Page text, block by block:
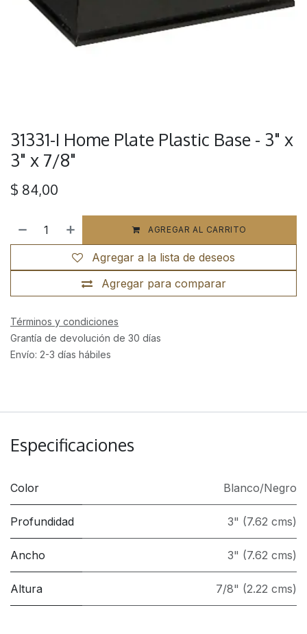
31331-I Home Plate Plastic Base - 3" x
3" x 7/8"
$ 84,00
AGREGAR AL CARRITO
Agregar para comparar
Agregar a la lista de deseos
Términos y condiciones
Grantía de devolución de 30 días
Envío: 2-3 días hábiles
Especificaciones
Color Blanco/Negro
Profundidad 3" (7.62 cms)
Ancho 3" (7.62 cms)
Altura 7/8" (2.22 cms)